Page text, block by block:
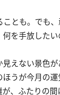
とも。でも、
を手放した
えない景色
うが今月の運
、ふたりの間